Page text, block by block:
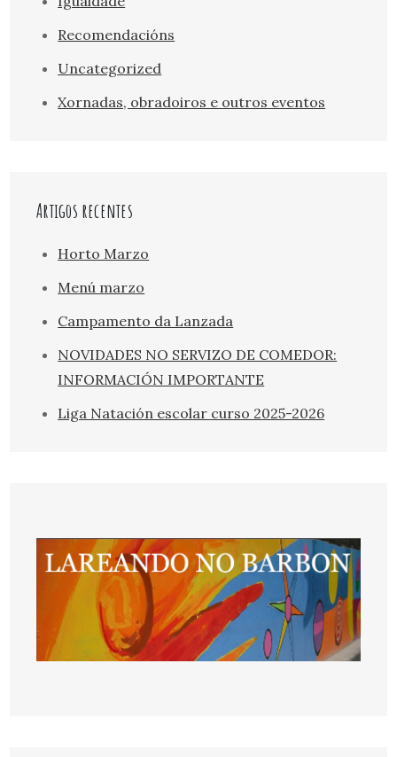
Recomendacións
Uncategorized
Xornadas, obradoiros e outros eventos
Artigos recentes
Horto Marzo
Menú marzo
Campamento da Lanzada
NOVIDADES NO SERVIZO DE COMEDOR:
INFORMACIÓN IMPORTANTE
Liga Natación escolar curso 2025-2026